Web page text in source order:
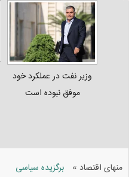
وزیر نفت در عملکرد خود
موفق نبوده است
منهای اقتصاد » برگزیده سیاسی